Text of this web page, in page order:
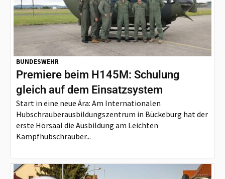
BUNDESWEHR
Premiere beim H145M: Schulung
gleich auf dem Einsatzsystem
Start in eine neue Ära: Am Internationalen
Hubschrauberausbildungszentrum in Bückeburg hat der
erste Hörsaal die Ausbildung am Leichten
Kampfhubschrauber...